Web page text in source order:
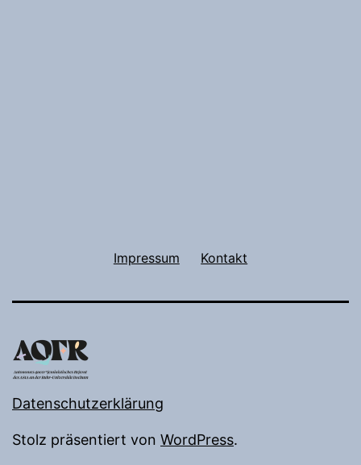
Impressum Kontakt
Datenschutzerklärung
Stolz präsentiert von WordPress.